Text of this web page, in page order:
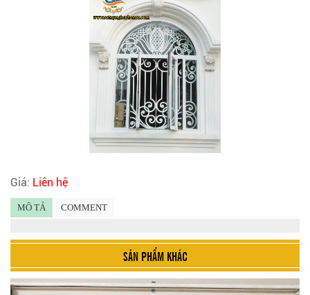
Giá: Liên hệ
MÔ TẢ COMMENT
SẢN PHẨM KHÁC